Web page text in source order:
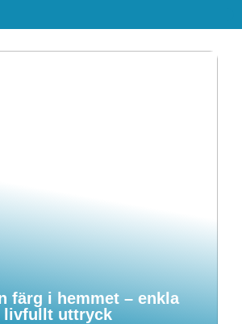
färg i hemmet – enkla
livfullt uttryck